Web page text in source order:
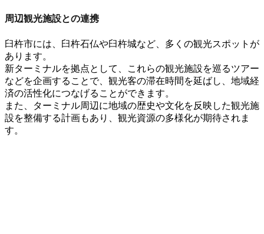
周辺観光施設との連携
臼杵市には、 臼杵石仏や臼杵城など、 多くの観光スポット が
あります。
新ターミナルを拠点として、これらの観光施設を巡るツアー
などを企画することで、 観光客の滞在時間 を延ばし、 地域経
済の活性化につなげることができます。
また、
ターミナル周辺 に地域の歴史や文化を反映した観光施
設を整備する計画もあり 観光資源の多様化が期待されま
す。